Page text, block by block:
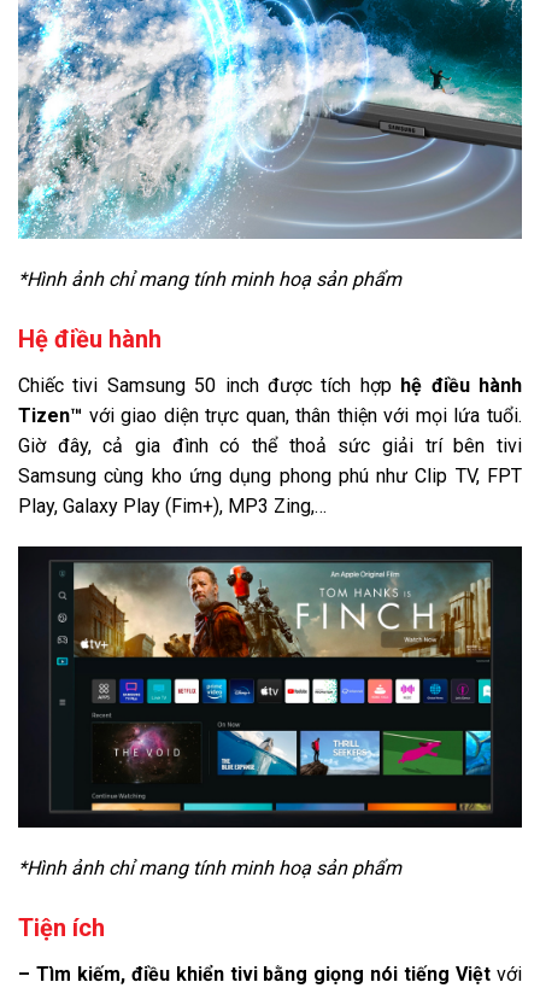
Cổng kết nối
Kết nối Internet:
Cổng mạng LANWifi
Kết nối không dây:
Bluetooth (Kết nối loa, thiết bị di động)
USB:
2 cổng USB A
Cổng nhận hình ảnh, âm thanh:
3 cổng HDMI có 1 cổng HDMI eARC (ARC)
1 cổng Optical (Digital Audio), 1 cổng eARC (ARC)
Thông tin lắp đặt
Kích thước có chân, đặt bàn:
Ngang 111.83 cm - Cao 70.94 cm - Dày 19.91 cm
Khối lượng có chân:
11.4 kg
Ngang 111.83 cm - Cao 64.41 cm - Dày 2.57 cm
Khối lượng không chân:
10.7 kg
Hãng:
*Hình ảnh chỉ mang tính minh hoạ sản phẩm
Hệ điều hành
Chiếc tivi Samsung 50 inch được tích hợp hệ điều hành
Tizen™ với giao diện trực quan, thân thiện với mọi lứa tuổi.
Giờ đây, cả gia đình có thể thoả sức giải trí bên tivi
Samsung cùng kho ứng dụng phong phú như Clip TV, FPT
Play, Galaxy Play (Fim+), MP3 Zing,…
*Hình ảnh chỉ mang tính minh hoạ sản phẩm
Tiện ích
– Tìm kiếm, điều khiển tivi bằng giọng nói tiếng Việt với